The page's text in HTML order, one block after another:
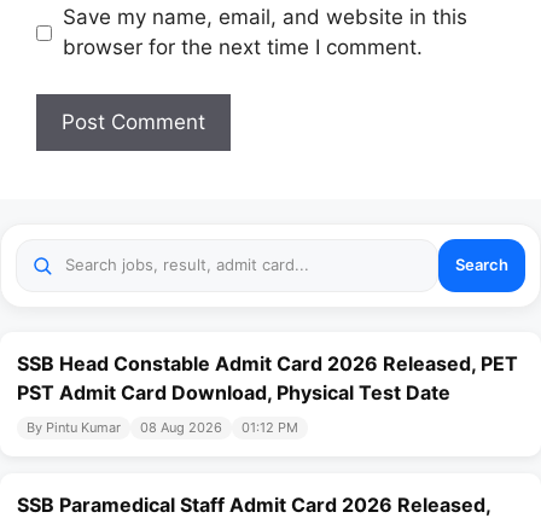
Website
Save my name, email, and website in this
browser for the next time I comment.
Search
SSB Head Constable Admit Card 2026 Released, PET
PST Admit Card Download, Physical Test Date
By Pintu Kumar 08 Aug 2026 01:12 PM
SSB Paramedical Staff Admit Card 2026 Released,